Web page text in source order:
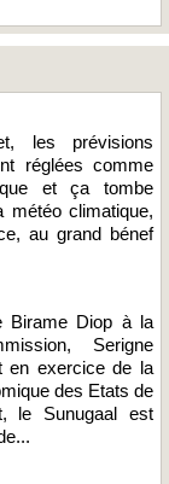
les prévisions
réglées comme
et ça tombe
météo climatique,
au grand bénef
Birame Diop à la
Serigne
en exercice de la
des Etats de
le Sunugaal est